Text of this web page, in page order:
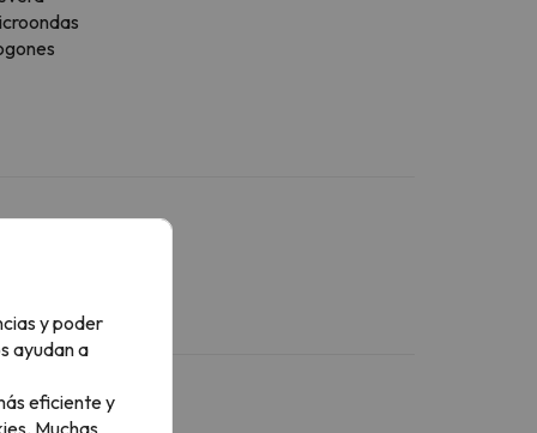
y poder
ayudan a
eficiente y
Muchas